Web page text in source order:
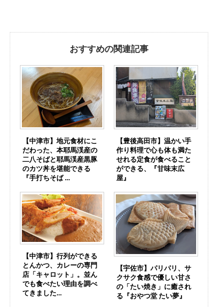
おすすめの関連記事
【中津市】地元食材にこ
だわった、本耶馬渓産の
二八そばと耶馬渓産黒豚
のカツ丼を堪能できる
『手打ちそば …
【豊後高田市】温かい手
作り料理で心も体も満た
せれる定食が食べること
ができる、『甘味末広
屋』
【中津市】行列ができる
とんかつ、カレーの専門
店「キャロット」。並ん
でも食べたい理由を調べ
てきました…
【宇佐市】パリパリ、サ
クサク食感で優しい甘さ
の「たい焼き」に癒され
る『おやつ堂 たい夢』